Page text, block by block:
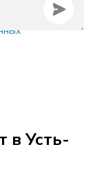
в Усть-